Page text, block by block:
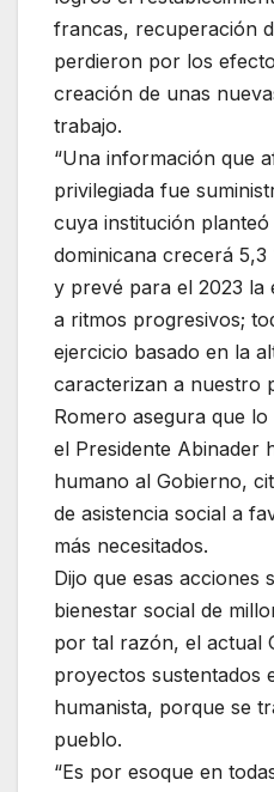
francas, recuperación
perdieron por los
creación de unas
trabajo.
“Una información que
privilegiada fue
cuya institución
dominicana crecerá
y prevé para el 2023 la
a ritmos progresivos;
ejercicio basado en la
caracterizan a nuestro
Romero asegura que
el Presidente Abinader
humano al Gobierno,
de asistencia social a
más necesitados.
Dijo que esas acciones
bienestar social de
por tal razón, el actual
proyectos sustentados
humanista, porque se
pueblo.
“Es por esoque en